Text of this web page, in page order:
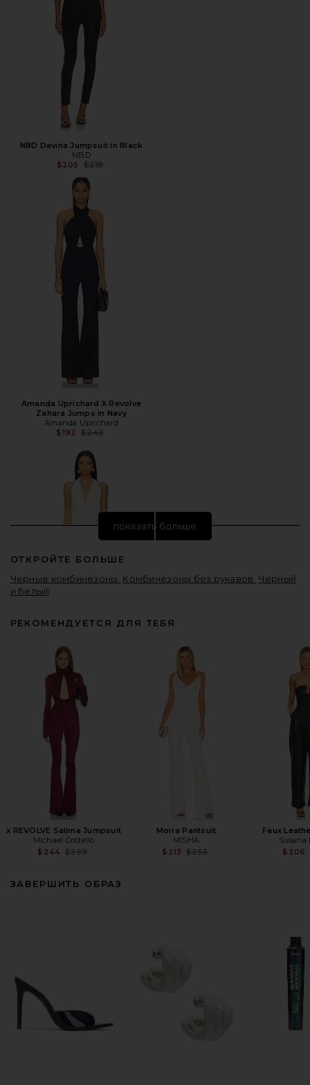
NBD Davina Jumpsuit in Black
NBD
$205
Предыдущая цена:
$218
Amanda Uprichard X Revolve
Zahara Jumps in Navy
Amanda Uprichard
$192
Предыдущая цена:
$242
Shona Joy Iliad Halter Neck Open
Back Jumpsuit in Rice
Shona Joy
$370
Предыдущая цена:
$420
Предыдущая цена:
показать больше
ОТКРОЙТЕ БОЛЬШЕ
Черные комбинезоны Комбинезоны без рукавов Черный
и Белый
РЕКОМЕНДУЕТСЯ ДЛЯ ТЕБЯ
x REVOLVE Salima Jumpsuit
Michael Costello
$244
Previous price:
$259
Moira Pantsuit
MISHA
$213
Previous price:
$253
Faux
Susana
$206
ЗАВЕРШИТЬ ОБРАЗ